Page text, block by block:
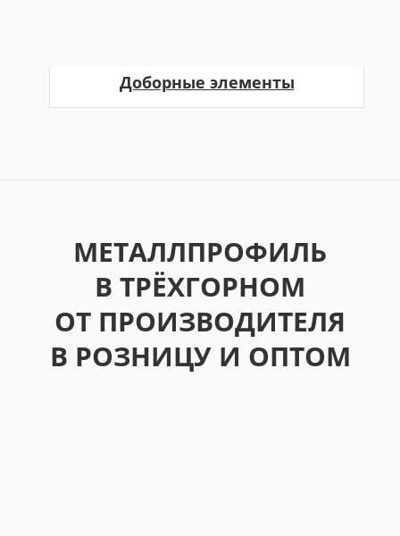
Доборные элементы
МЕТАЛЛПРОФИЛЬ
В ТРЁХГОРНОМ
ОТ ПРОИЗВОДИТЕЛЯ
В РОЗНИЦУ И ОПТОМ